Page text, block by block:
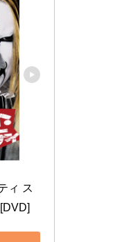
ィ ス